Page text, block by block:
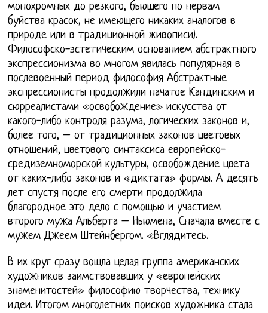
монохромных до резкого, бьющего по нервам
буйства красок, не имеющего никаких аналогов в
природе или в традиционной живописи).
Философско-эстетическим основанием абстрактного
экспрессионизма во многом явилась популярная в
послевоенный период философия Абстрактные
экспрессионисты продолжили начатое Кандинским и
сюрреалистами «освобождение» искусства от
какого-либо контроля разума, логических законов и,
более того, – от традиционных законов цветовых
отношений, цветового синтаксиса европейско-
средиземноморской культуры, освобождение цвета
от каких-либо законов и «диктата» формы. А десять
лет спустя после его смерти продолжила
благородное это дело с помощью и участием
второго мужа Альберта – Ньюмена, Сначала вместе с
мужем Джеем Штейнбергом. «Вглядитесь.
В их круг сразу вошла целая группа американских
художников заимствовавших у «европейских
знаменитостей» философию творчества, технику
идеи. Итогом многолетних поисков художника стала